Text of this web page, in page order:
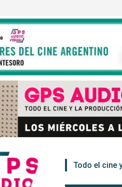
Todo el cine